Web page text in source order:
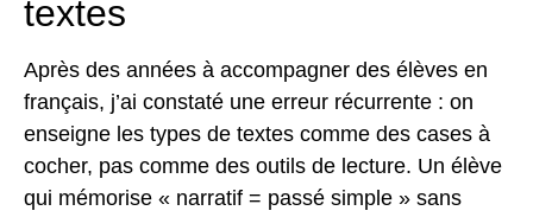
textes
Après des années à accompagner des élèves en
français, j’ai constaté une erreur récurrente : on
enseigne les types de textes comme des cases à
cocher, pas comme des outils de lecture. Un élève
qui mémorise « narratif = passé simple » sans